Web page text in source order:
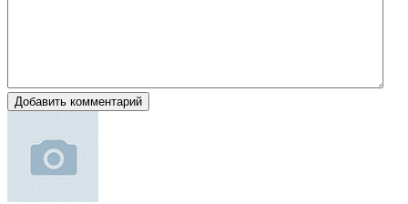
Добавить комментарий